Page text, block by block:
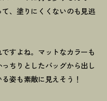
、塗りにくくないのも見逃
すよね。マットなカラーも
ちりとしたバッグから出し
姿も素敵に見えそう ！